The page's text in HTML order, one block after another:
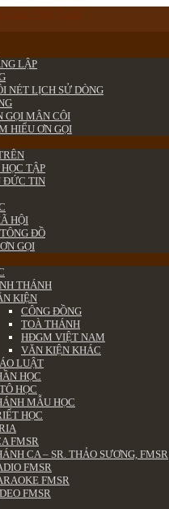
LẬP
NÉT LỊCH SỬ DÒNG
GỌI MÂN CÔI
HIỂU ƠN GỌI
TẬP
ĐỨC TIN
HỘI
ĐỒ
GỌI
THÁNH
KIỆN
CÔNG ĐỒNG
TOÀ THÁNH
HĐGM VIỆT NAM
VĂN KIỆN KHÁC
LUẬT
HỌC
HỌC
MẪU HỌC
HỌC
FMSR
CA – SR. THẢO SƯƠNG, FMSR
FMSR
FMSR
FMSR